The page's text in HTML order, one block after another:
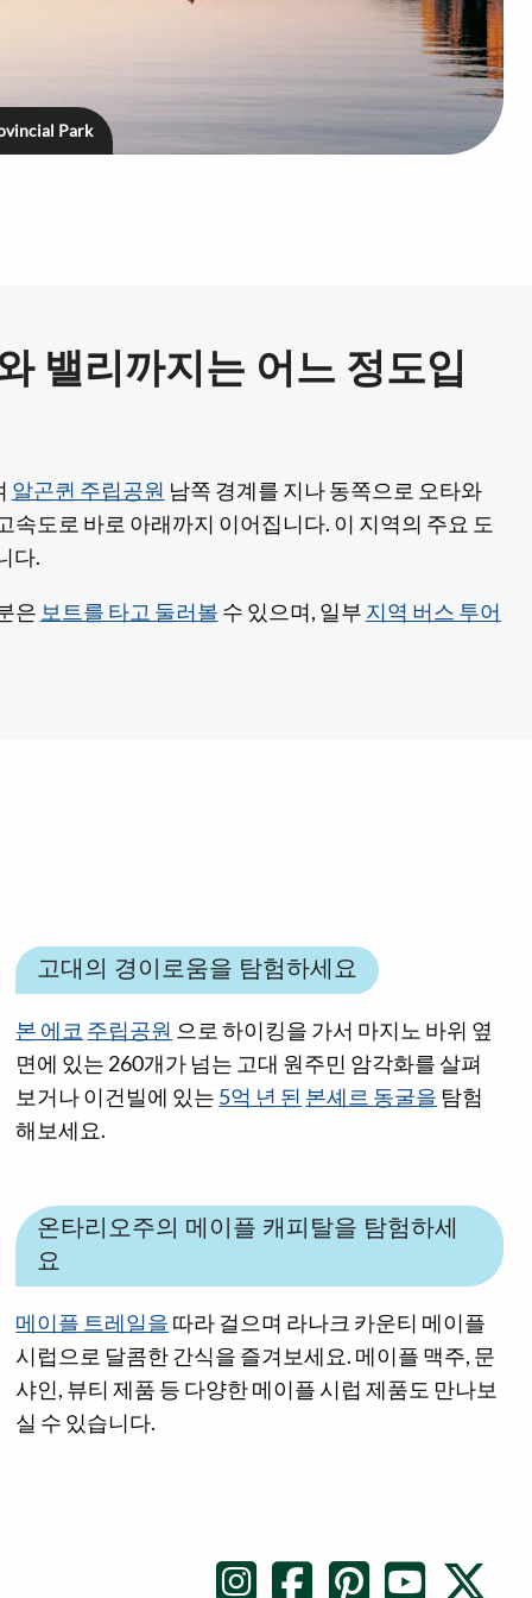
Park
밸리까지는 어느 정도입
알곤퀸 주립공원 남쪽 경계를 지나 동쪽으로 오타와
도로 바로 아래까지 이어집니다. 이 지역의 주요 도
다.
은 보트를 타고 둘러볼 수 있으며, 일부 지역 버스 투어
고대의 경이로움을 탐험하세요
본 에코 주립공원 으로 하이킹을 가서 마지노 바위 옆
면에 있는 260개가 넘는 고대 원주민 암각화를 살펴
보거나 이건빌에 있는 5억 년 된 본셰르 동굴을 탐험
해보세요.
온타리오주의 메이플 캐피탈을 탐험하세
요
메이플 트레일을 따라 걸으며 라나크 카운티 메이플
시럽으로 달콤한 간식을 즐겨보세요. 메이플 맥주, 문
샤인, 뷰티 제품 등 다양한 메이플 시럽 제품도 만나보
실 수 있습니다.